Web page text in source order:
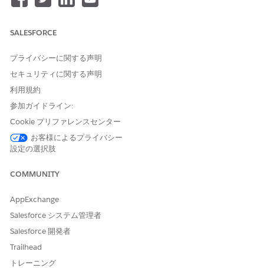
Enterprise
Editionおよび
臨床試験のデータを表示およ
び管理する
アプリケーションランチャーで、
ールアプリケーションを見つけて選択します。
[調査研究候補者] ページを開き、候補レコードのリストを表示
します。
調査研究候補者レコードで、
結果画面には、さまざまなセクションが表示されます。
格を得るために必要な条件を決定します。このセクション
には、条件を満たす参加者の数が表示されます。
除外条件: 候補者または参加者が調査に参加できない条件
を決定します。このセクションには、除外された参加者の
SALESFORCE
プライバシーに関する声明
セキュリティに関する声明
利用規約
参加ガイドライン:
Cookie プリファレンスセンター
お客様によるプライバシー
設定の選択肢
COMMUNITY
AppExchange
Salesforce システム管理者
Salesforce 開発者
Trailhead
トレーニング